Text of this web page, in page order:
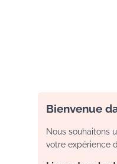
Bienvenue
Nous souhaitons
votre expérience